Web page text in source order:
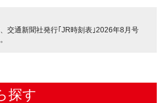
交通新聞社発行｢JR時刻表｣2026年8月号
探す